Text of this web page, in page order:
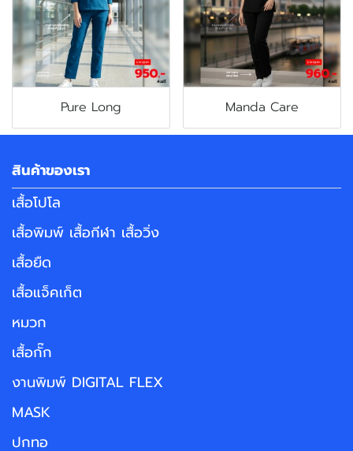
Pure Long Manda Care
สินค้าของเรา
เสื้อโปโล
เสื้อพิมพ์ เสื้อกีฬา เสื้อวิ่ง
เสื้อยืด
เสื้อแจ็คเก็ต
หมวก
เสื้อกั๊ก
งานพิมพ์ DIGITAL FLEX
MASK
ปกทอ